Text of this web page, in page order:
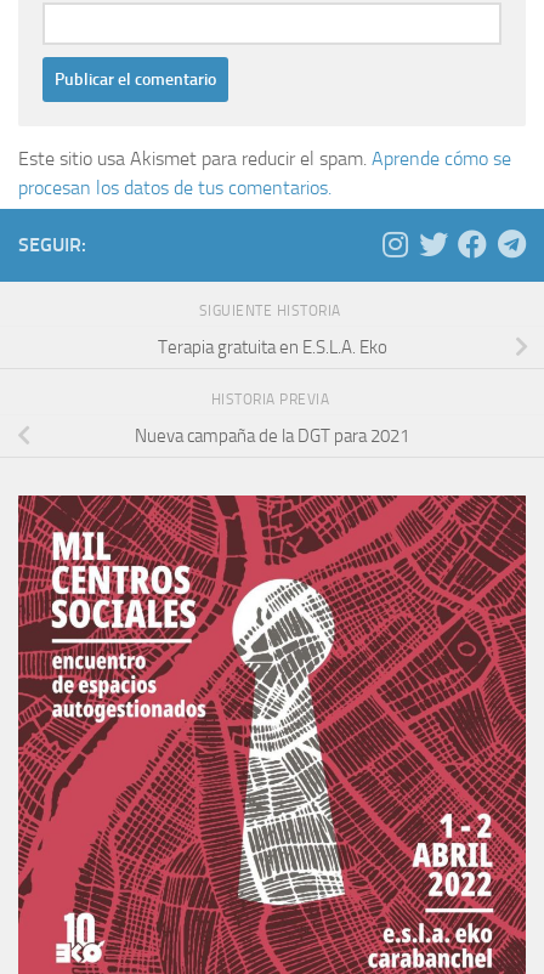
Este sitio usa Akismet para reducir el spam. Aprende cómo se
procesan los datos de tus comentarios.
SEGUIR:
SIGUIENTE HISTORIA
Terapia gratuita en E.S.L.A. Eko
HISTORIA PREVIA
Nueva campaña de la DGT para 2021